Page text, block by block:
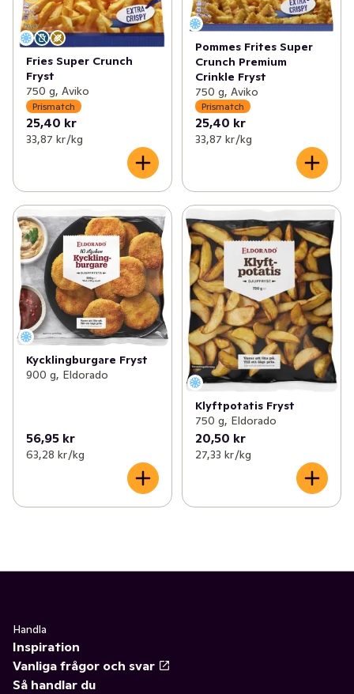
Fries Super Crunch
Fryst
750 g, Aviko
Prismatch
25,40 kr
33,87 kr /kg
Pommes Frites Super
Crunch Premium
Crinkle Fryst
750 g, Aviko
Prismatch
25,40 kr
33,87 kr /kg
Kycklingburgare Fryst
900 g, Eldorado
56,95 kr
63,28 kr /kg
Klyftpotatis Fryst
750 g, Eldorado
20,50 kr
27,33 kr /kg
Handla
Inspiration
Vanliga frågor och svar
Så handlar du